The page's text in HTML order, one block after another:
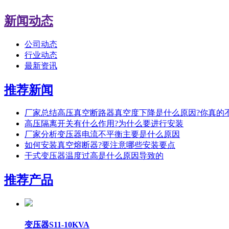
新闻动态
公司动态
行业动态
最新资讯
推荐新闻
厂家总结高压真空断路器真空度下降是什么原因?你真的
高压隔离开关有什么作用?为什么要进行安装
厂家分析变压器电流不平衡主要是什么原因
如何安装真空熔断器?要注意哪些安装要点
干式变压器温度过高是什么原因导致的
推荐产品
变压器S11-10KVA